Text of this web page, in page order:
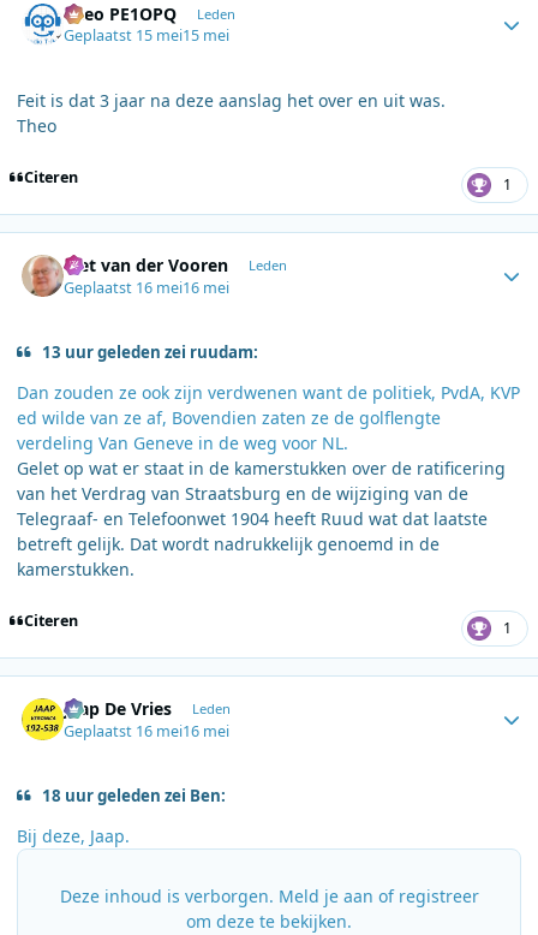
Theo PE1OPQ Leden
Geplaatst 15 mei15 mei
Feit is dat 3 jaar na deze aanslag het over en uit was.
Theo
Citeren 1
Piet van der Vooren Leden
Geplaatst 16 mei16 mei
13 uur geleden zei ruudam:
Dan zouden ze ook zijn verdwenen want de politiek, PvdA, KVP
ed wilde van ze af, Bovendien zaten ze de golflengte
verdeling Van Geneve in de weg voor NL.
Gelet op wat er staat in de kamerstukken over de ratificering
van het Verdrag van Straatsburg en de wijziging van de
Telegraaf- en Telefoonwet 1904 heeft Ruud wat dat laatste
betreft gelijk. Dat wordt nadrukkelijk genoemd in de
kamerstukken.
Citeren 1
Jaap De Vries Leden
Geplaatst 16 mei16 mei
18 uur geleden zei Ben:
Bij deze, Jaap.
Deze inhoud is verborgen. Meld je aan of registreer
om deze te bekijken.